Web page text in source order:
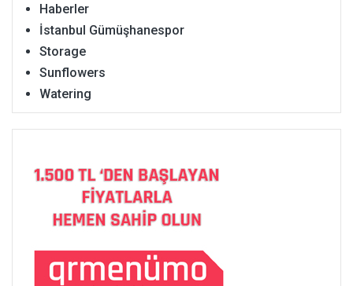
Haberler
İstanbul Gümüşhanespor
Storage
Sunflowers
Watering